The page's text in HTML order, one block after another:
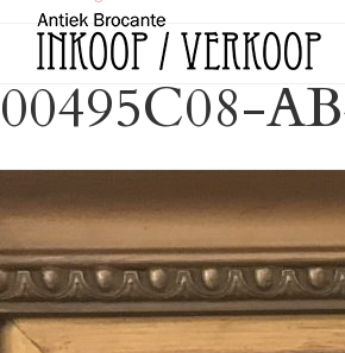
00495C08-